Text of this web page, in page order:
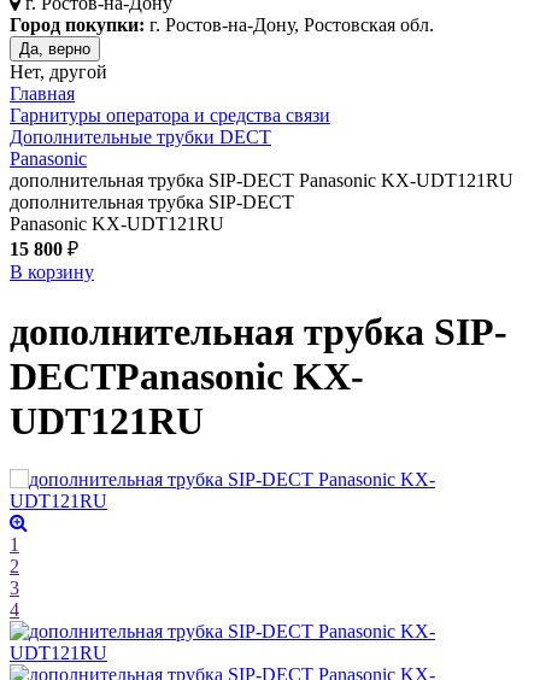
Город покупки: г. Ростов-на-Дону, Ростовская обл.
Да, верно
Нет, другой
Главная
Гарнитуры оператора и средства связи
Дополнительные трубки DECT
Panasonic
дополнительная трубка SIP-DECT Panasonic KX-UDT121RU
дополнительная трубка SIP-DECT
Panasonic KX-UDT121RU
15 800 ₽
В корзину
дополнительная трубка SIP-
DECTPanasonic KX-
UDT121RU
1
2
3
4